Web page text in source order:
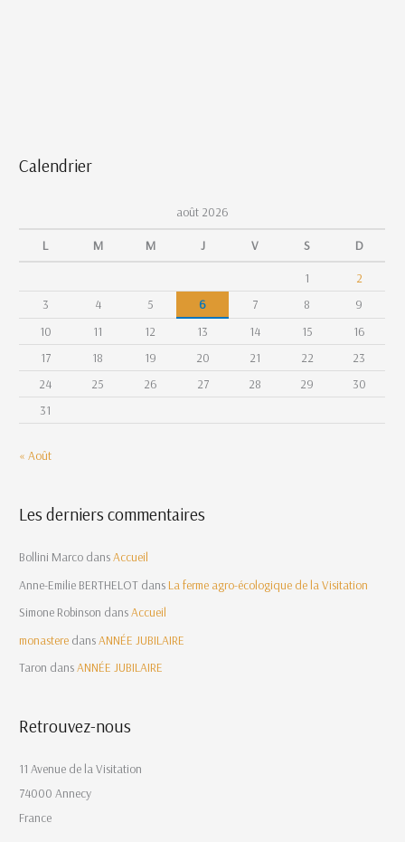
Calendrier
août 2026
L M M J V S D
1
2
3
4 5 6 7 8
9
10
11 12 13 14 15
16
17
18 19 20 21 22
23
24
25 26 27 28 29
30
31
« Août
Les derniers commentaires
Bollini Marco dansAccueil
Anne-Emilie BERTHELOT dans La ferme agro-écologique de la Visitation
Simone Robinson dansAccueil
monastere dansANNÉE JUBILAIRE
Taron dansANNÉE JUBILAIRE
Retrouvez-nous
11 Avenue de la Visitation
74000 Annecy
France